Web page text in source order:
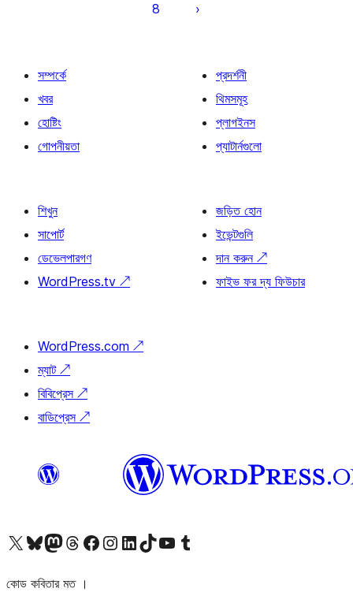
8
সম্পর্কে
খবর
হোষ্টিং
গোপনীয়তা
প্রদর্শনী
থিমসমূহ
প্লাগইনস
প্যাটার্নগুলো
শিখুন
সাপোর্ট
ডেভেলপারগণ
WordPress.tv ↗
জড়িত হোন
ইভেন্টগুলি
দান করুন ↗
ফাইভ ফর দ্য ফিউচার
WordPress.com ↗
ম্যাট ↗
বিবিপ্রেস ↗
বাডিপ্রেস ↗
আমাদের X (আগের টুইটার) অ্যাকাউন্টে যানআমাদের Bluesky অ্যাকাউন্টটি দেখুনআমাদের মাস্টোডন অ্যাকাউন্টটি দেখুনআমাদের থ্রেডস অ্যাকাউন্টটি দেখুনআমাদের ফেসবুক পেজ দেখুনআমাদের ইন্সটাগ্রাম অ্যাকাউন্ট দেখুনআমাদের লিঙ্কডইন অ্যাকাউন্টে যানআমাদের TikTok অ্যাকাউন্টটি দেখুনআমাদের ইউটিউব চ্যানেলে যান আমাদের টাম্বলার অ্যাকাউন্ট দেখুন
কোড কবিতার মত ।